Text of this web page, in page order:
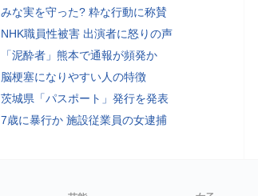
みな実を守った? 粋な行動に称賛
NHK職員性被害 出演者に怒りの声
「泥酔者」熊本で通報が頻発か
脳梗塞になりやすい人の特徴
茨城県「パスポート」発行を発表
7歳に暴行か 施設従業員の女逮捕